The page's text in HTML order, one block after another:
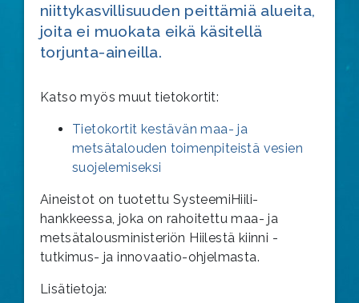
niittykasvillisuuden peittämiä alueita,
joita ei muokata eikä käsitellä
torjunta-aineilla.
Katso myös muut tietokortit:
Tietokortit kestävän maa- ja
metsätalouden toimenpiteistä vesien
suojelemiseksi
Aineistot on tuotettu SysteemiHiili-
hankkeessa, joka on rahoitettu maa- ja
metsätalousministeriön Hiilestä kiinni -
tutkimus- ja innovaatio-ohjelmasta.
Lisätietoja: